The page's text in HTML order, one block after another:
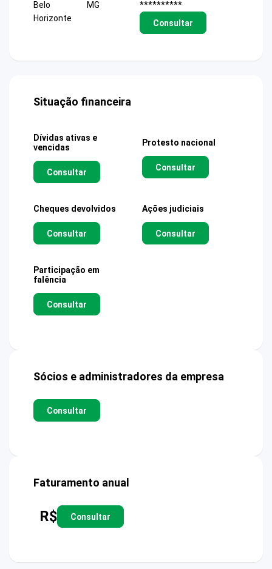
Belo
Horizonte
MG
**********
Consultar
Situação financeira
Dívidas ativas e
vencidas
Consultar
Protesto nacional
Consultar
Cheques devolvidos
Consultar
Ações judiciais
Consultar
Participação em
falência
Consultar
Sócios e administradores da empresa
Consultar
Faturamento anual
R$ Consultar